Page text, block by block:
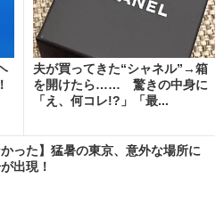
夫が買ってきた“シャネル”→箱
を開けたら…… 驚きの中身に
「え、何コレ!?」「最...
かった】猛暑の東京、意外な場所に
出現！